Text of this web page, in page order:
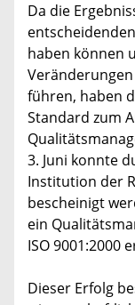
Da die
haben können
führen, haben
Standard zum
3. Juni konnte
Institution der
bescheinigt
ein
ISO 9001:2000
Dieser Erfolg